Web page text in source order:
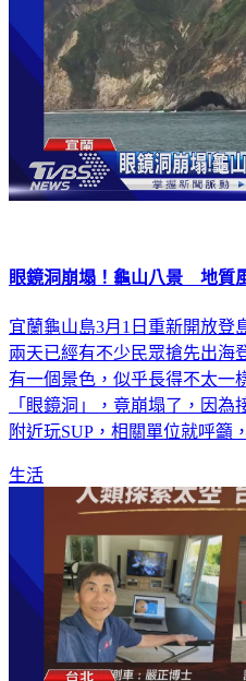
眼鏡洞崩塌！龜山八景 地質
宜蘭龜山島3月1日重新開放登
兩天已經有不少民眾搶先出海
有一個景色，似乎長得不太一
「眼鏡洞」，竟崩塌了，因
附近玩SUP，相關單位就呼籲
生活